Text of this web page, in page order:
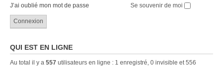
J’ai oublié mon mot de passe Se souvenir de moi
QUI EST EN LIGNE
Au total il y a 557 utilisateurs en ligne : 1 enregistré, 0 invisible et 556